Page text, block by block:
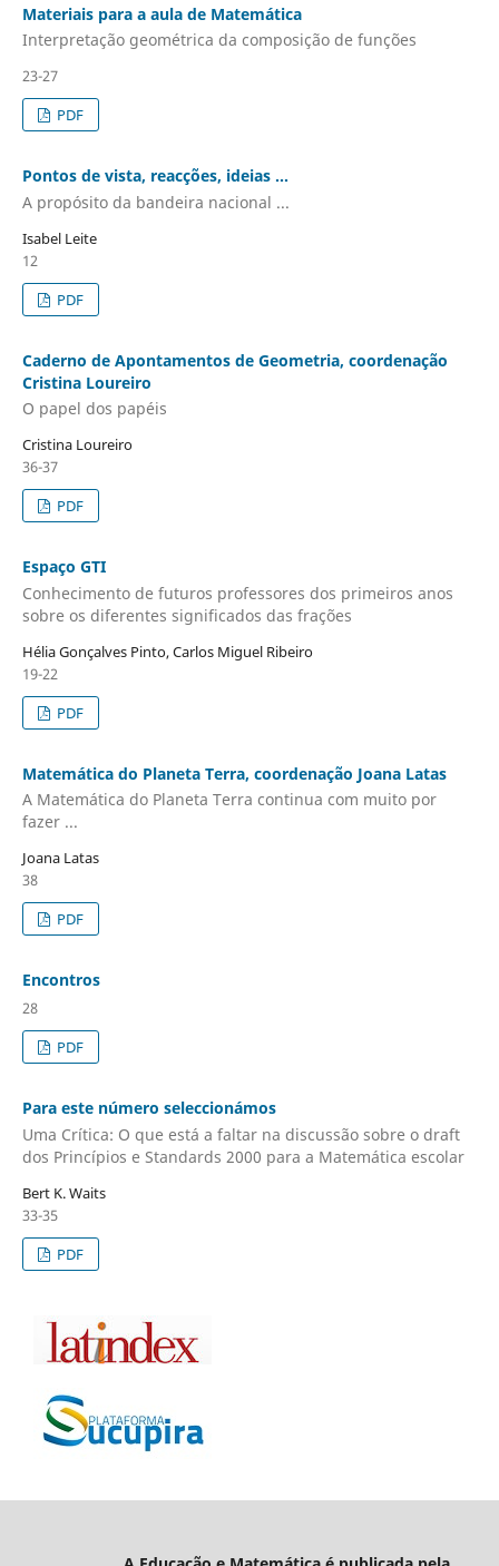
Materiais para a aula de Matemática
Interpretação geométrica da composição de funções
23-27
PDF
Pontos de vista, reacções, ideias ...
A propósito da bandeira nacional ...
Isabel Leite
12
PDF
Caderno de Apontamentos de Geometria, coordenação
Cristina Loureiro
O papel dos papéis
Cristina Loureiro
36-37
PDF
Espaço GTI
Conhecimento de futuros professores dos primeiros anos
sobre os diferentes significados das frações
Hélia Gonçalves Pinto, Carlos Miguel Ribeiro
19-22
PDF
Matemática do Planeta Terra, coordenação Joana Latas
A Matemática do Planeta Terra continua com muito por
fazer ...
Joana Latas
38
PDF
Encontros
28
PDF
Para este número seleccionámos
Uma Crítica: O que está a faltar na discussão sobre o draft
dos Princípios e Standards 2000 para a Matemática escolar
Bert K. Waits
33-35
PDF